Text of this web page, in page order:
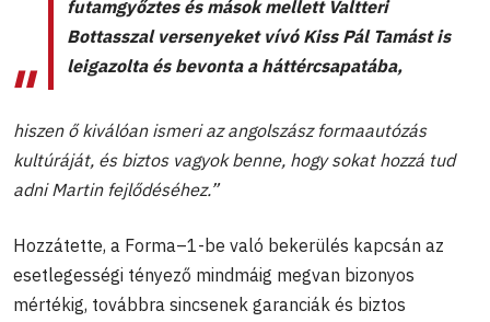
futamgyőztes és mások mellett Valtteri
Bottasszal versenyeket vívó Kiss Pál Tamást is
leigazolta és bevonta a háttércsapatába,
hiszen ő kiválóan ismeri az angolszász formaautózás
kultúráját, és biztos vagyok benne, hogy sokat hozzá tud
adni Martin fejlődéséhez.”
Hozzátette, a Forma–1-be való bekerülés kapcsán az
esetlegességi tényező mindmáig megvan bizonyos
mértékig, továbbra sincsenek garanciák és biztos